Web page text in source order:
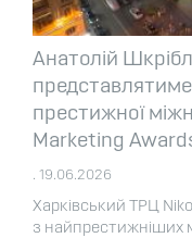
Анатолій
представлятиме
престижної
Marketing
. 19.06.2026
Харківський ТРЦ
з найпрестижніших